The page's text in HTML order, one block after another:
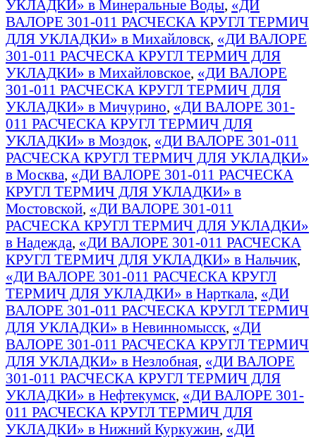
УКЛАДКИ» в Минеральные Воды, «ДИ
ВАЛОРЕ 301-011 РАСЧЕСКА КРУГЛ ТЕРМИЧ
ДЛЯ УКЛАДКИ» в Михайловск, «ДИ ВАЛОРЕ
301-011 РАСЧЕСКА КРУГЛ ТЕРМИЧ ДЛЯ
УКЛАДКИ» в Михайловское, «ДИ ВАЛОРЕ
301-011 РАСЧЕСКА КРУГЛ ТЕРМИЧ ДЛЯ
УКЛАДКИ» в Мичурино, «ДИ ВАЛОРЕ 301-
011 РАСЧЕСКА КРУГЛ ТЕРМИЧ ДЛЯ
УКЛАДКИ» в Моздок, «ДИ ВАЛОРЕ 301-011
РАСЧЕСКА КРУГЛ ТЕРМИЧ ДЛЯ УКЛАДКИ»
в Москва, «ДИ ВАЛОРЕ 301-011 РАСЧЕСКА
КРУГЛ ТЕРМИЧ ДЛЯ УКЛАДКИ» в
Мостовской, «ДИ ВАЛОРЕ 301-011
РАСЧЕСКА КРУГЛ ТЕРМИЧ ДЛЯ УКЛАДКИ»
в Надежда, «ДИ ВАЛОРЕ 301-011 РАСЧЕСКА
КРУГЛ ТЕРМИЧ ДЛЯ УКЛАДКИ» в Нальчик,
«ДИ ВАЛОРЕ 301-011 РАСЧЕСКА КРУГЛ
ТЕРМИЧ ДЛЯ УКЛАДКИ» в Нарткала, «ДИ
ВАЛОРЕ 301-011 РАСЧЕСКА КРУГЛ ТЕРМИЧ
ДЛЯ УКЛАДКИ» в Невинномысск, «ДИ
ВАЛОРЕ 301-011 РАСЧЕСКА КРУГЛ ТЕРМИЧ
ДЛЯ УКЛАДКИ» в Незлобная, «ДИ ВАЛОРЕ
301-011 РАСЧЕСКА КРУГЛ ТЕРМИЧ ДЛЯ
УКЛАДКИ» в Нефтекумск, «ДИ ВАЛОРЕ 301-
011 РАСЧЕСКА КРУГЛ ТЕРМИЧ ДЛЯ
УКЛАДКИ» в Нижний Куркужин, «ДИ